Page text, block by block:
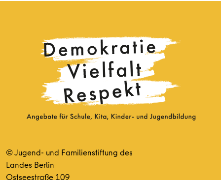
© Jugend- und Familienstiftung des
Landes Berlin
Ostseestraße 109